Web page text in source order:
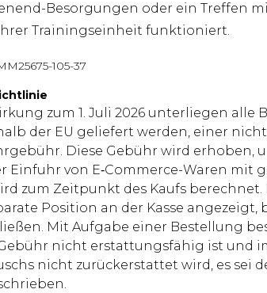
Besorgungen oder ein Treffen
Trainingseinheit funktioniert.
105-37
zum 1. Juli 2026 unterliegen alle
der EU geliefert werden, einer
Diese Gebühr wird erhoben,
Einfuhr von E‑Commerce-Waren mit
zum Zeitpunkt des Kaufs
Position an der Kasse angezeigt,
Mit Aufgabe einer Bestellung
nicht erstattungsfähig ist und
nicht zurückerstattet wird, es sei